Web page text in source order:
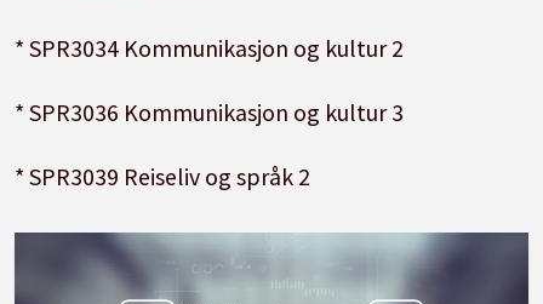
* SPR3034 Kommunikasjon og kultur 2
* SPR3036 Kommunikasjon og kultur 3
* SPR3039 Reiseliv og språk 2